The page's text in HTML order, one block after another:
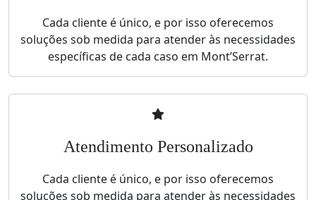
Cada cliente é único, e por isso oferecemos
soluções sob medida para atender às necessidades
específicas de cada caso em Mont’Serrat.
Atendimento Personalizado
Cada cliente é único, e por isso oferecemos
soluções sob medida para atender às necessidades